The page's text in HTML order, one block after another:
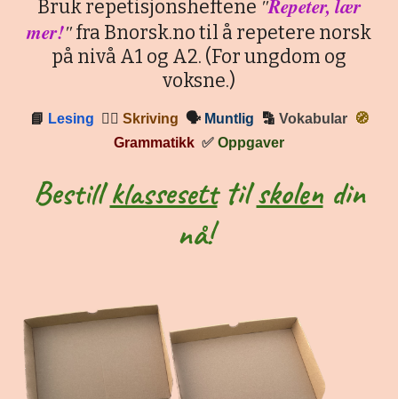
Bruk repetisjonsheftene "Repeter, lær
mer!"fra Bnorsk.no til å repetere norsk
på nivå A1 og A2. (For ungdom og
voksne.)
📘 Lesing ✍🏼 Skriving 🗣 Muntlig 🔡 Vokabular
🧭
Grammatikk ✅ Oppgaver
Bestillklassesetttilskolendin
nå!